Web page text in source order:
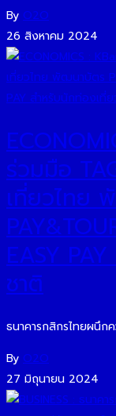
By O2O
26 สิงหาคม 2024
ร่วมมือ
เที่ยวไทย
EASY
ชาติ
ธนาคารกสิกรไทยผนึ
By O2O
27 มิถุนายน 2024